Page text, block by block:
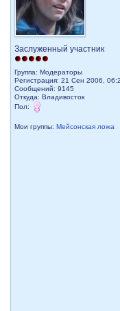
Заслуженный участник
Группа: Модераторы
Регистрация: 21 Сен 2006,
Сообщений: 9145
Откуда: Владивосток
Пол:
Мои группы:Мейсонская ложа